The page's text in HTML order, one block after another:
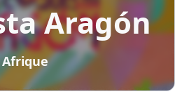
Aragón
Afrique